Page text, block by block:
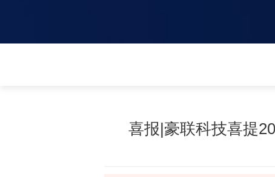
喜报|豪联科技喜提